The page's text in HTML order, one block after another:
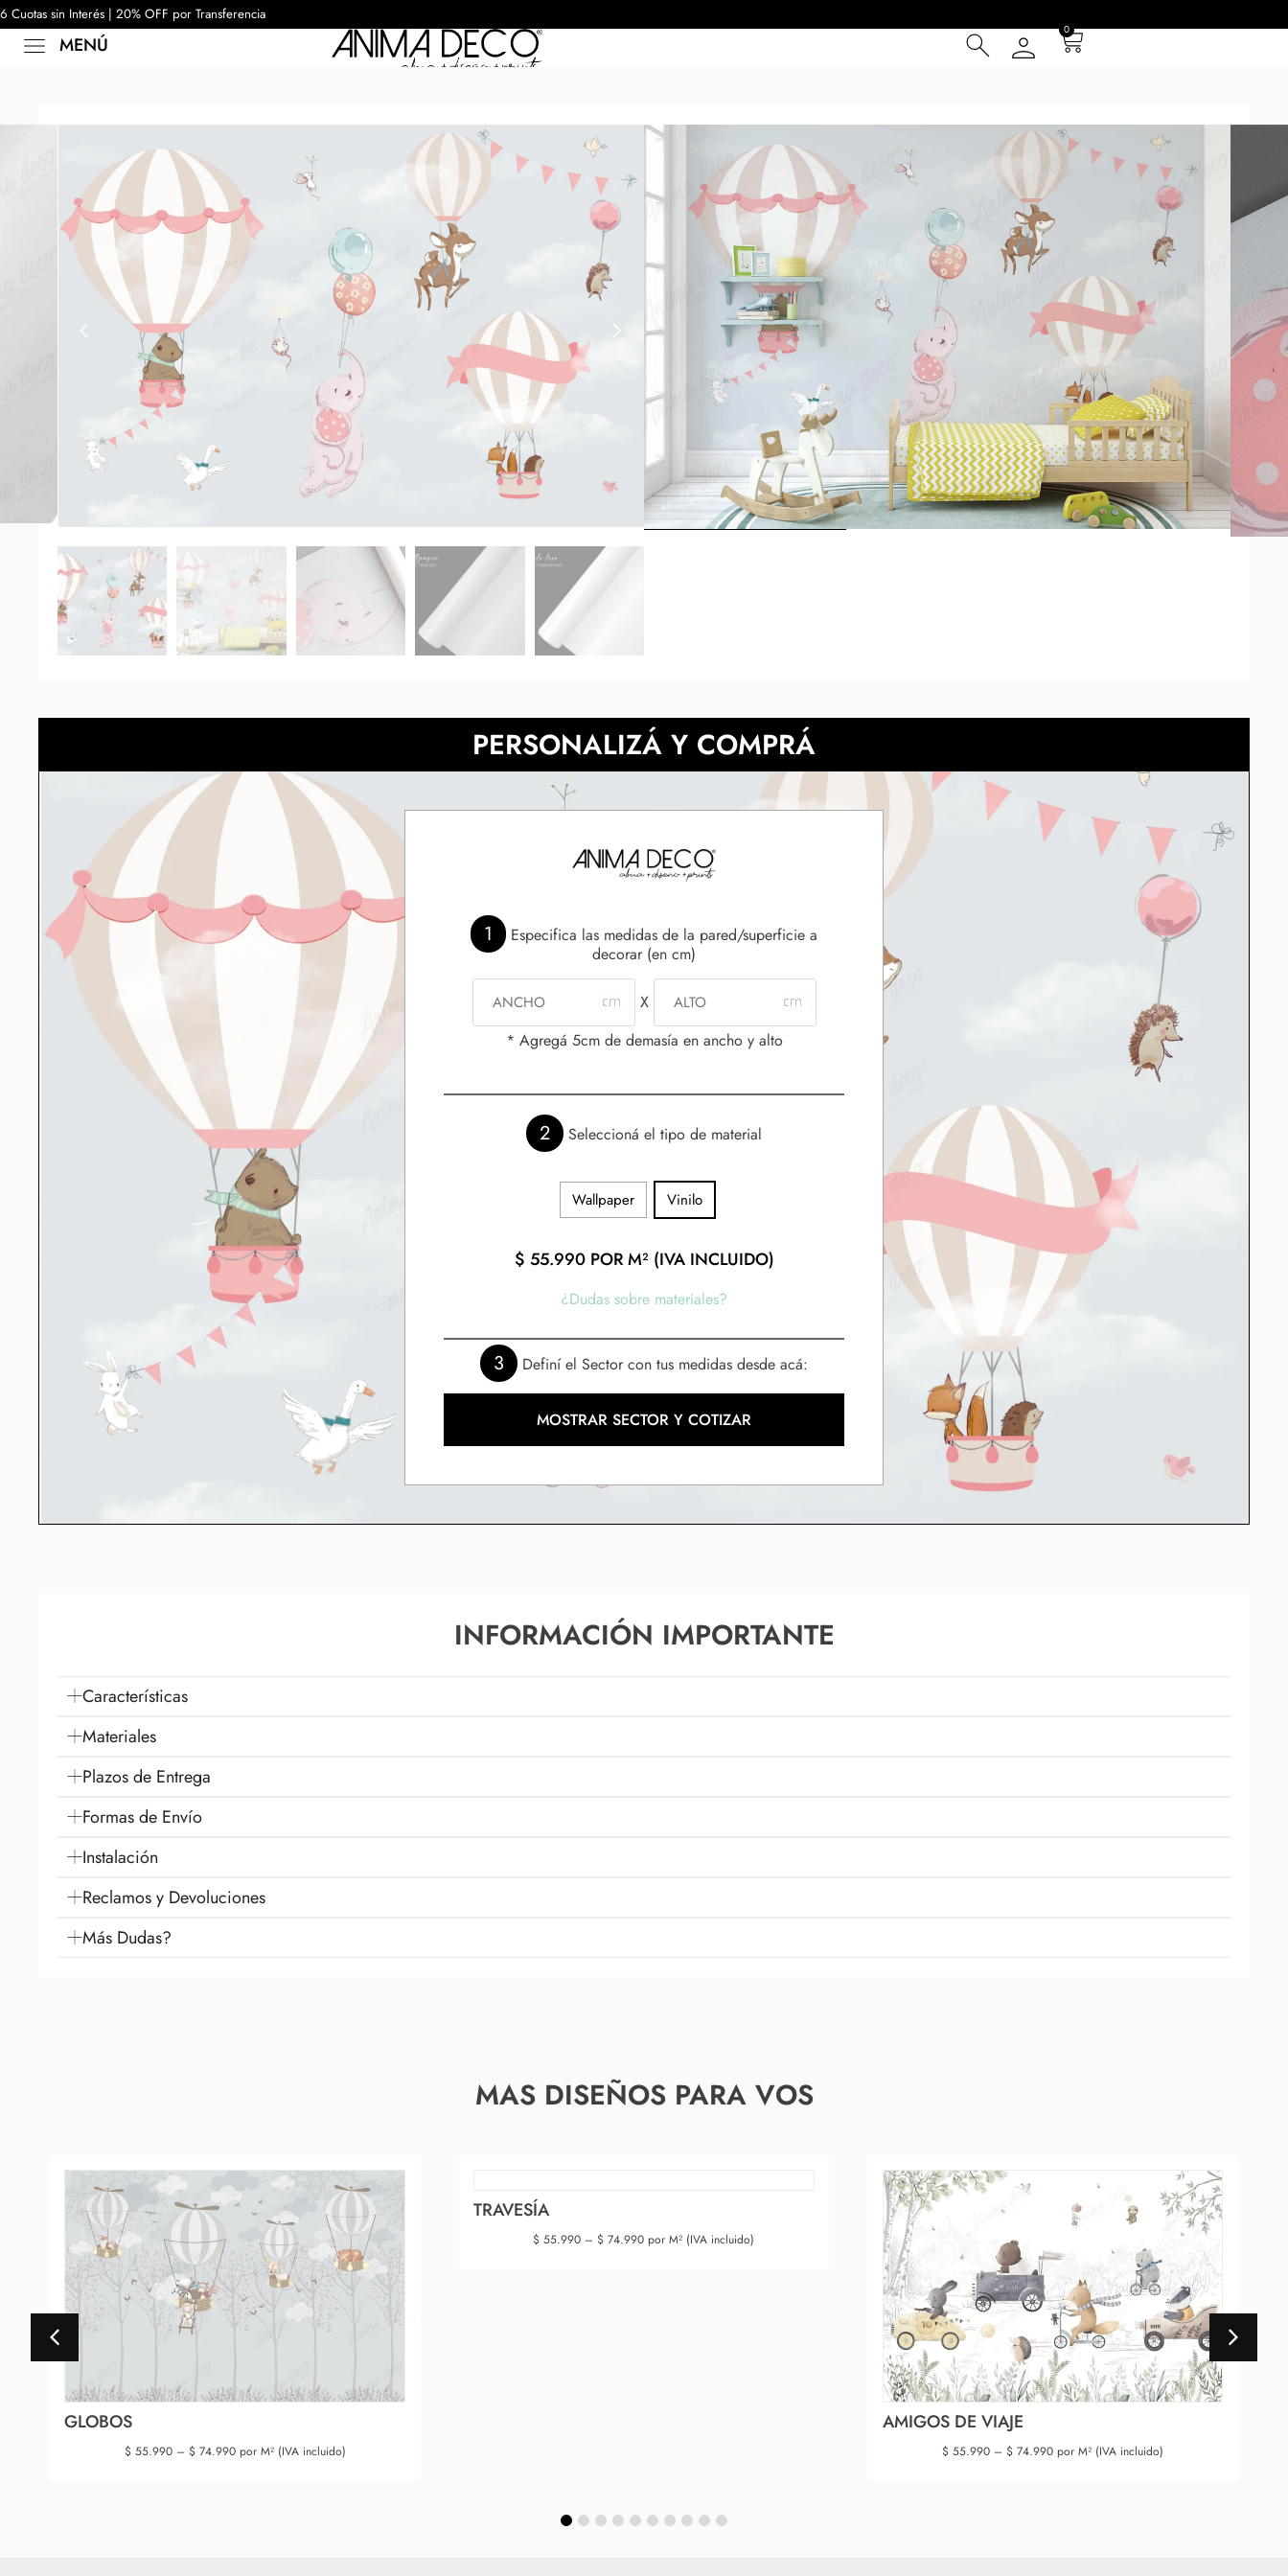
6 Cuotas sin Interés | 20% OFF por Transferencia
MENÚ
0
Inicio / Viaje en globo
VIAJE EN GLOBO
55.990 $74.990POR M² (IVA INCLUIDO)
6 Cuotas sin Interés con Tarjeta de Crédito
20% OFF por Transferencia
15 días hábiles Plazo de Entrega **
Incluye instrucciones de instalación
Presupuesta tu pared con el cotizador y obtené una muestra* a escala real según tus
dimensiones. Si son paredes muy grandes se repetirá la composición hasta cubrir las
medidas indicadas y luego en tu pedido se adaptará el modelo correctamente. *Los tonos
de la muestra pueden diferir según la calibración de cada pantalla.
También podes probarlo en tu propio espacio con el simulador.
NECESITAS MÀS INFORMACIÓN?
PERSONALIZÁ Y COMPRÁ
1
Especifica las medidas de la pared/superficie a
decorar (en cm)
X
* Agregá 5cm de demasía en ancho y alto
2 Seleccioná el tipo de material
Wallpaper Vinilo
$ 55.990POR M² (IVA INCLUIDO)
¿Dudas sobre materiales?
3 Definí el Sector con tus medidas desde acá:
MOSTRAR SECTOR Y COTIZAR
INFORMACIÓN IMPORTANTE
Características
Materiales
Plazos de Entrega
Formas de Envío
Instalación
Reclamos y Devoluciones
Más Dudas?
MAS DISEÑOS PARA VOS
GLOBOS
$55.990 – $74.990por M² (IVA incluido)
TRAVESÍA
$ 55.990 – $ 74.990 por M² (IVA incluido)
AMIGOS DE VIAJE
$ 55.990 – $ 74.990 por M² (IVA incluido)